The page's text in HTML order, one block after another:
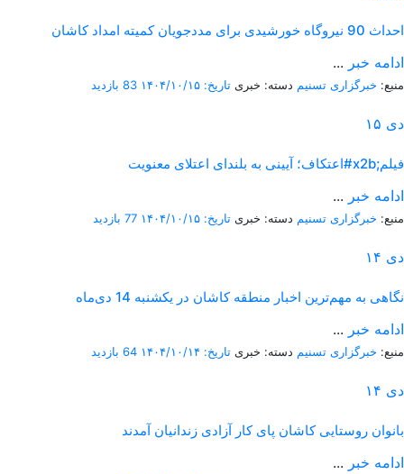
احداث 90 نیروگاه خورشیدی برای مددجویان کمیته امداد کاشان
... ادامه خبر
منبع: خبرگزاری تسنیم دسته: خبری تاریخ: ۱۴۰۴/۱۰/۱۵ 83 بازدید
۱۵ دی
اعتکاف؛ آیینی به بلندای اعتلای معنویت#x2b;فیلم
... ادامه خبر
منبع: خبرگزاری تسنیم دسته: خبری تاریخ: ۱۴۰۴/۱۰/۱۵ 77 بازدید
۱۴ دی
نگاهی به مهم‌ترین اخبار منطقه کاشان در یکشنبه 14 دی‌ماه
... ادامه خبر
منبع: خبرگزاری تسنیم دسته: خبری تاریخ: ۱۴۰۴/۱۰/۱۴ 64 بازدید
۱۴ دی
بانوان روستایی کاشان پای کار آزادی زندانیان آمدند
... ادامه خبر